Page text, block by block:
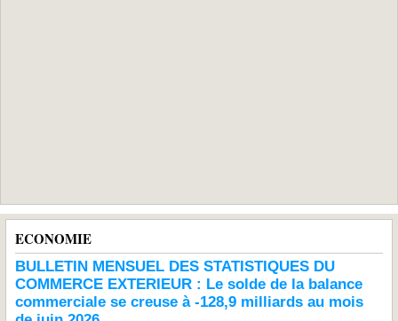
ECONOMIE
BULLETIN MENSUEL DES STATISTIQUES DU
COMMERCE EXTERIEUR : Le solde de la balance
commerciale se creuse à -128,9 milliards au mois